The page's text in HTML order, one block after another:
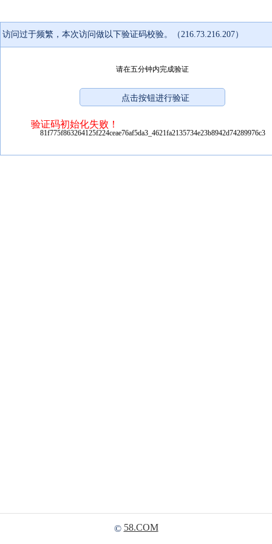
访问过于频繁，本次访问做以下验证码校验。（216.73.216.207）
请在五分钟内完成验证
验证码初始化失败！
81f775f863264125f224ceae76af5da3_4621fa2135734e23b8942d74289976c3
© 58.COM